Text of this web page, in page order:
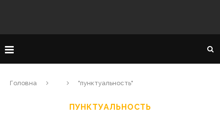
Головна "пунктуальность"
ПУНКТУАЛЬНОСТЬ